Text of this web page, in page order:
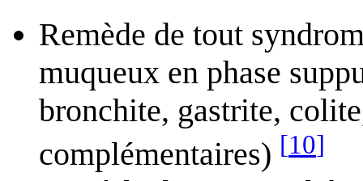
Remède de tout
muqueux en phase
bronchite, gastrite,
complémentaires) [10]